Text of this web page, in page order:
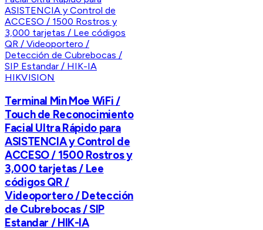
HIKVISION
Terminal Min Moe WiFi /
Touch de Reconocimiento
Facial Ultra Rápido para
ASISTENCIA y Control de
ACCESO / 1500 Rostros y
3,000 tarjetas / Lee
códigos QR /
Videoportero / Detección
de Cubrebocas / SIP
Estandar / HIK-IA